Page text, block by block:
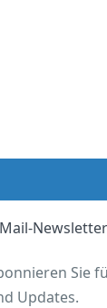
Newsletter
Sie
Updates.